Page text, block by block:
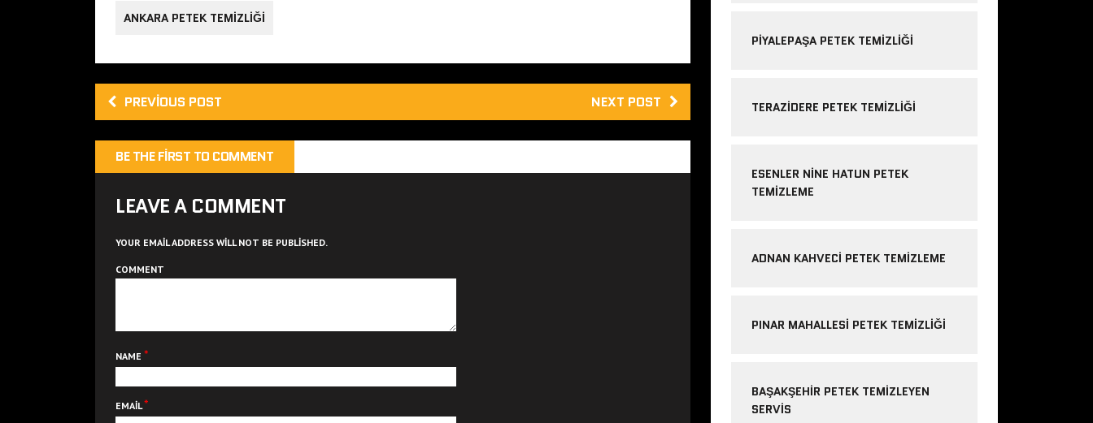
ANKARA PETEK TEMIZLIĞI
PREVIOUS POST NEXT POST
BE THE FIRST TO COMMENT
LEAVE A COMMENT
YOUR EMAIL ADDRESS WILL NOT BE PUBLISHED.
COMMENT
NAME *
EMAIL*
PIYALEPAŞA PETEK TEMIZLIĞI
TERAZIDERE PETEK TEMIZLIĞI
ESENLER NINE HATUN PETEK
TEMIZLEME
ADNAN KAHVECI PETEK TEMIZLEME
PINAR MAHALLESI PETEK TEMIZLIĞI
BAŞAKŞEHIR PETEK TEMIZLEYEN
SERVIS